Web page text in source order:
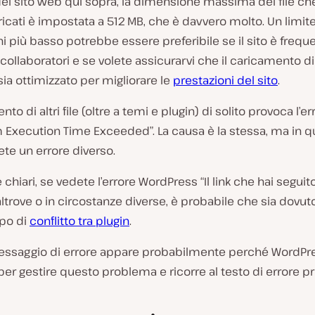
è impostata a 512 MB, che è davvero molto. Un
più basso potrebbe essere preferibile se il sito è
e se volete assicurarvi che il caricamento
ottimizzato per migliorare le prestazioni del sito.
di altri file (oltre a temi e plugin) di solito provoca
Execution Time Exceeded”. La causa è la stessa, ma in
un errore diverso.
chiari, se vedete l’errore WordPress “Il link che hai
o in circostanze diverse, è probabile che sia
di conflitto tra plugin.
di errore appare probabilmente perché
gestire questo problema e ricorre al testo di errore